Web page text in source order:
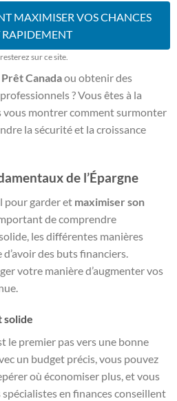
MAXIMISER VOS CHANCES
RAPIDEMENT
sur ce site.
Prêt Canadaou obtenir des
? Vous êtes à la
vous montrer comment surmonter
la sécurité et la croissance
de l’Épargne
pour garder et maximiser son
de comprendre
les différentes manières
des buts financiers.
votre manière d’augmenter vos
solide
le premier pas vers une bonne
un budget précis, vous pouvez
où économiser plus, et vous
spécialistes en finances conseillent